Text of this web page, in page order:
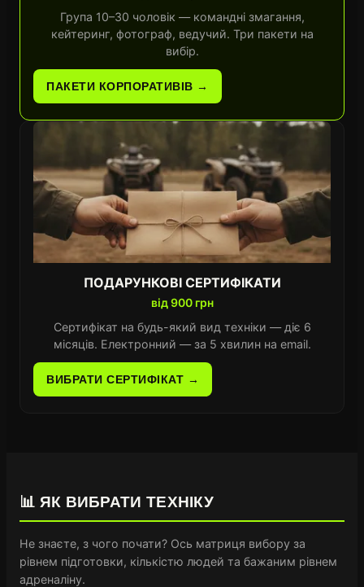
Група 10–30 чоловік — командні змагання,
кейтеринг, фотограф, ведучий. Три пакети на
вибір.
ПАКЕТИ КОРПОРАТИВІВ →
ПОДАРУНКОВІ СЕРТИФІКАТИ
від 900 грн
Сертифікат на будь-який вид техніки — діє 6
місяців. Електронний — за 5 хвилин на email.
ВИБРАТИ СЕРТИФІКАТ →
📊 ЯК ВИБРАТИ ТЕХНІКУ
Не знаєте, з чого почати? Ось матриця вибору за
рівнем підготовки, кількістю людей та бажаним рівнем
адреналіну.